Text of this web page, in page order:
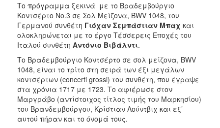
Το πρόγραμμα ξεκινά με το Βραδεμβούργιο
Κοντσέρτο Νο.3 σε Σολ Μείζονα, BWV 1048, του
Γερμανού συνθέτη Γιόχαν Σεμπάστιαν Μπαχ και
ολοκληρώνεται με το έργο Τέσσερεις Εποχές του
Ιταλού συνθέτη Αντόνιο Βιβάλντι.
Το Βραδεμβούργιο Κοντσέρτο σε σολ μείζονα, BWV
1048, είναι το τρίτο στη σειρά των έξι μεγάλων
κοντσέρτων (concerti grossi) του συνθέτη, που έγραψε
στα χρόνια 1717 με 1723. Το αφιέρωσε στον
Μαργράβο (αντίστοιχος τίτλος τιμής του Μαρκησίου)
του Βρανδεμβούργου, Κρίστιαν Λούντβιχ και εξ’
αυτού πήραν και το όνομά τους.